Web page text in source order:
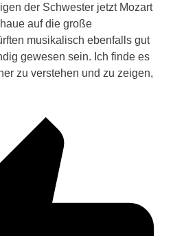
der Schwester jetzt Mozart
auf die große
musikalisch ebenfalls gut
gewesen sein. Ich finde es
zu verstehen und zu zeigen,